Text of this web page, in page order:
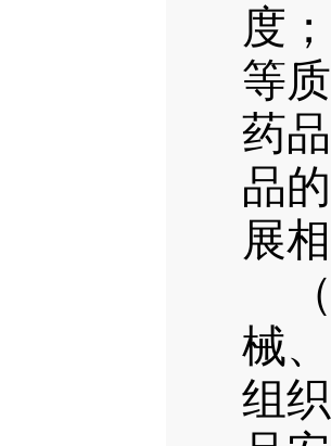
度
等
药
品
展
械
组